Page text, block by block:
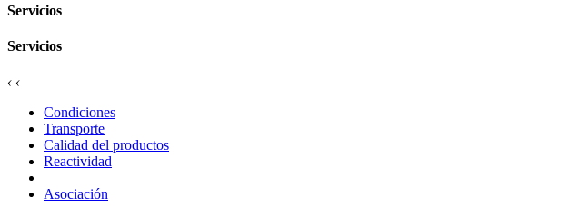
Servicios
Servicios
‹ ‹
Condiciones
Transporte
Calidad del productos
Reactividad
Asociación